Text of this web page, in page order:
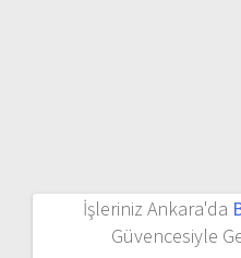
İşleriniz Ankara'da
Güvencesiyle